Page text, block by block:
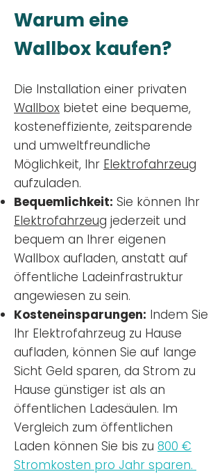
Warum eine
Wallbox kaufen?
Die Installation einer privaten
Wallbox bietet eine bequeme,
kosteneffiziente, zeitsparende
und umweltfreundliche
Möglichkeit, Ihr Elektrofahrzeug
aufzuladen.
Bequemlichkeit: Sie können Ihr
Elektrofahrzeug jederzeit und
bequem an Ihrer eigenen
Wallbox aufladen, anstatt auf
öffentliche Ladeinfrastruktur
angewiesen zu sein.
Kosteneinsparungen: Indem Sie
Ihr Elektrofahrzeug zu Hause
aufladen, können Sie auf lange
Sicht Geld sparen, da Strom zu
Hause günstiger ist als an
öffentlichen Ladesäulen. Im
Vergleich zum öffentlichen
Laden können Sie bis zu 800 €
Stromkosten pro Jahr sparen.